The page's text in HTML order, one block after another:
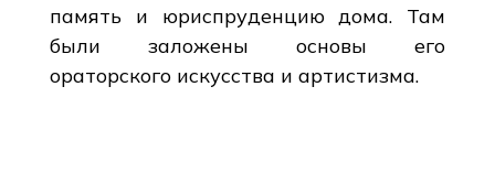
память и юриспруденцию дома. Там
были заложены основы его
ораторского искусства и артистизма.